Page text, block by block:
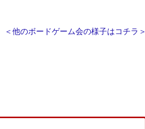
＜他のボードゲーム会の様子はコチラ＞